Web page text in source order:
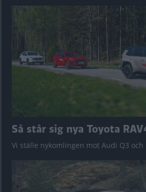
Så står sig nya Toyota
Vi ställe nykomlingen mot Audi Q3 och